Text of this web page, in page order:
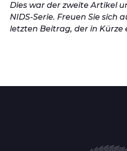
Dies war der zweite Artikel
NIDS-Serie. Freuen Sie sich
letzten Beitrag, der in Kürze